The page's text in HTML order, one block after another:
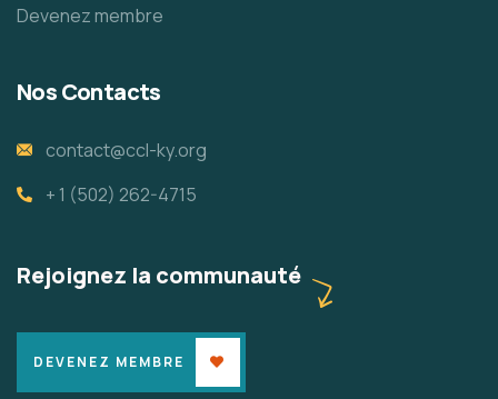
Devenez membre
Nos Contacts
contact@ccl-ky.org
+ 1 (502) 262-4715
Rejoignez la communauté
DEVENEZ MEMBRE